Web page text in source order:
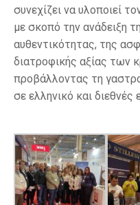
συνεχίζει να υλοποιεί
με σκοπό την ανάδειξη
αυθεντικότητας, της
διατροφικής αξίας των
προβάλλοντας τη
σε ελληνικό και διεθνές